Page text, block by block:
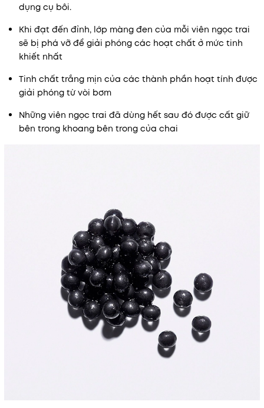
dụng cụ bôi.
Khi đạt đến đỉnh, lớp màng đen của mỗi viên ngọc trai
sẽ bị phá vỡ để giải phóng các hoạt chất ở mức tinh
khiết nhất
Tinh chất trắng mịn của các thành phần hoạt tính được
giải phóng từ vòi bơm
Những viên ngọc trai đã dùng hết sau đó được cất giữ
bên trong khoang bên trong của chai